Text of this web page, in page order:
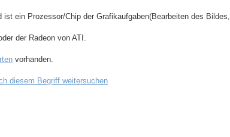
ist ein Prozessor/Chip der Grafikaufgaben(Bearbeiten des
der Radeon von ATI.
vorhanden.
diesem Begriff weitersuchen